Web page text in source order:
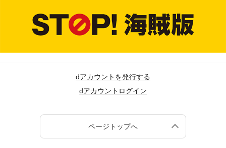
dアカウントを発行する
dアカウントログイン
ページトップへ